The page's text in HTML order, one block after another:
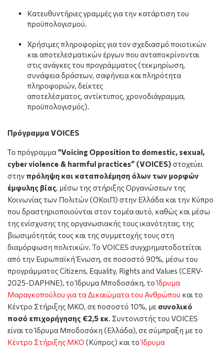
Κατευθυντήριες γραμμές για την κατάρτιση του
προϋπολογισμού.
Χρήσιμες πληροφορίες για τον σχεδιασμό ποιοτικών
και αποτελεσματικών έργων που ανταποκρίνονται
στις ανάγκες του προγράμματος (τεκμηρίωση,
συνάφεια δράσεων, σαφήνεια και πληρότητα
πληροφοριών, δείκτες
αποτελέσματος, αντίκτυπος, χρονοδιάγραμμα,
προϋπολογισμός).
Πρόγραμμα VOICES
Το πρόγραμμα “Voicing Opposition to domestic, sexual,
cyberviolence & harmful practices” (VOICES)στοχεύει
στηνπρόληψη και καταπολέμηση όλων των μορφών
έμφυλης βίας, μέσω της στήριξης Οργανώσεων της
Κοινωνίας των Πολιτών (ΟΚοιΠ) στην Ελλάδα και την Κύπρο
που δραστηριοποιούνται στον τομέα αυτό, καθώς και μέσω
της ενίσχυσης της οργανωσιακής τους ικανότητας, της
βιωσιμότητάς τους και της συμμετοχής τους στη
διαμόρφωση πολιτικών. Το VOICES συγχρηματοδοτείται
από την Ευρωπαϊκή Ένωση, σε ποσοστό 90%, μέσω του
προγράμματος Citizens, Equality, Rights and Values (CERV-
2025-DAPHNE), το Ίδρυμα Μποδοσάκη, τοΊδρυμα
Μαραγκοπούλου για τα Δικαιώματα του Ανθρώπου και το
Κέντρο Στήριξης ΜΚΟ, σε ποσοστό 10%, με συνολικό
ποσό επιχορήγησης €2,5 εκ. Συντονιστής του VOICES
είναι το Ίδρυμα Μποδοσάκη (Ελλάδα), σε σύμπραξη με το
Κέντρο Στήριξης ΜΚΟ (Κύπρος) και τοΊδρυμα